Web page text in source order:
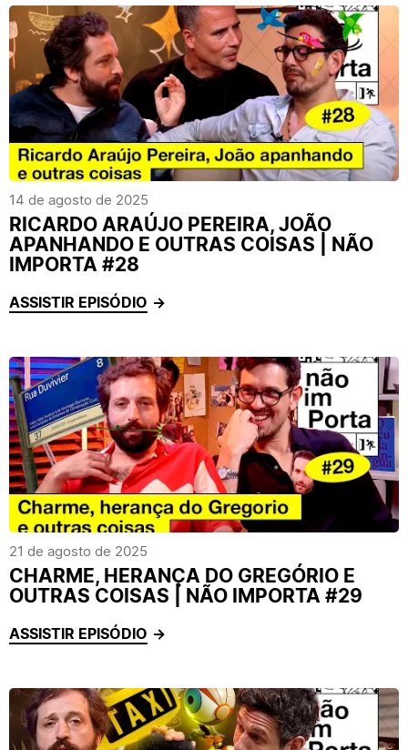
14 de agosto de 2025
RICARDO ARAÚJO PEREIRA, JOÃO
APANHANDO E OUTRAS COISAS | NÃO
IMPORTA #28
ASSISTIR EPISÓDIO
21 de agosto de 2025
CHARME, HERANÇA DO GREGÓRIO E
OUTRAS COISAS | NÃO IMPORTA #29
ASSISTIR EPISÓDIO